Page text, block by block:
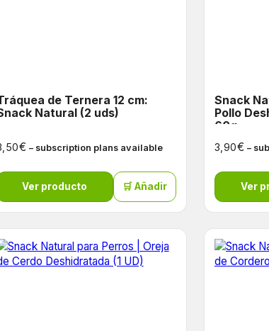
de Ternera 12 cm:
Natural (2 uds)
€ – subscription plans available
Ver producto 🛒 Añadir
Snack Natural |
Pollo
60g
3,90€ –
Ver